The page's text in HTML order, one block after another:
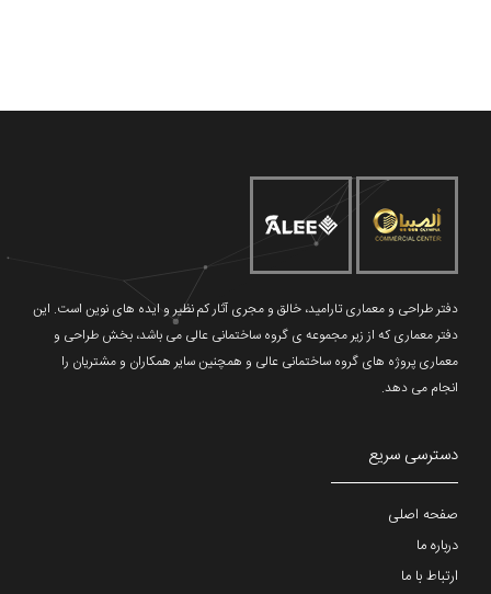
دفتر طراحی و معماری تارامید، خالق و مجری آثار کم نظیر و ایده های نوین است. این
دفتر معماری که از زیر مجموعه ی گروه ساختمانی عالی می باشد، بخش طراحی و
معماری پروژه های گروه ساختمانی عالی و همچنین سایر همکاران و مشتریان را
انجام می دهد.
دسترسی سریع
صفحه اصلی
درباره ما
ارتباط با ما